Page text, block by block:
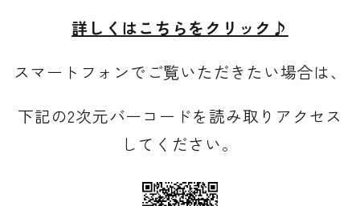
詳しくはこちらをクリック♪
スマートフォンでご覧いただきたい場合は、
下記の2次元バーコードを読み取りアクセス
してください。